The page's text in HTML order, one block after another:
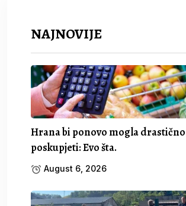
NAJNOVIJE
Hrana bi ponovo mogla drastično
poskupjeti: Evo šta.
August 6, 2026